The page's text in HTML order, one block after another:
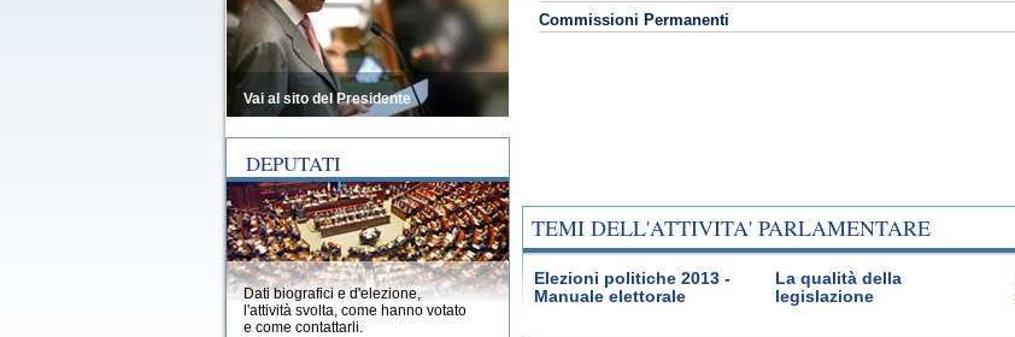
Commissioni Permanenti
TEMI DELL'ATTIVITA' PARLAMENTARE
Elezioni politiche 2013 -
Manuale elettorale
La qualità della
legislazione
Vai al sito del Presidente
DEPUTATI
Dati biografici e d'elezione,
l'attività svolta, come hanno votato
e come contattarli.